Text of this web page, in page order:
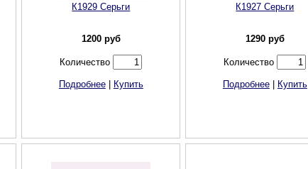
К1929 Серьги
1200руб
Количество
Подробнее| Купить
К1927 Серьги
1290руб
Количество
Подробнее| Купить